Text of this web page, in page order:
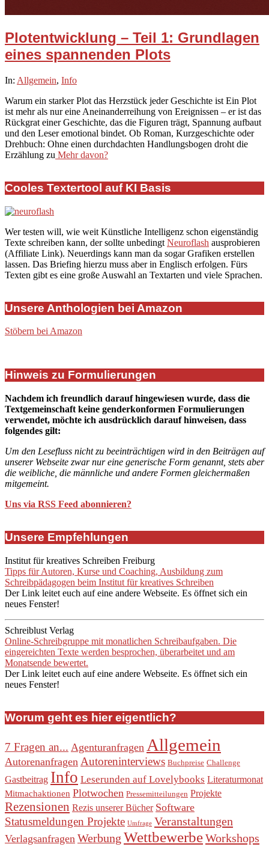
Plotentwicklung – Teil 1: Grundlagen
eines spannenden Plots
2025-
04
In: Allgemein, Info
Warum ein starker Plot das Herzstück jeder Geschichte ist Ein Plot
ist mehr als nur eine Aneinanderreihung von Ereignissen – er ist das
Rückgrat einer Geschichte, das die Figuren trägt, Spannung aufbaut
und den Leser emotional bindet. Ob Roman, Kurzgeschichte oder
Drehbuch: Ohne einen durchdachten Handlungsbogen droht die
Erzählung zu Mehr davon?
Cooles Textertool auf KI Basis
Wer testen will, wie weit Künstliche Intelligenz schon eigenständig
Texte schreiben kann, der sollte unbedingt Neuroflash ausprobieren
(Affiliate Link). Neuerdings kann man da sogar Grafiken erstellen
lassen. Das Briefing hierzu muss aber in Englisch erfolgen. Fürs
Texten gibt es eine große Auswahl an Textarten und viele Sprachen.
Unsere Anthologien bei Amazon
Stöbern bei Amazon
Hinweis zu Formulierungen
Nachdem ich freundlich darauf hingewiesen wurde, dass die
Textgemeinschaft keine genderkonformen Formulierungen
verwendet, möchte ich ausdrücklich darauf hinweisen, dass
folgendes gilt:
Um den Lesefluss nicht zu beeinträchtigen wird in den Beiträgen auf
unserer Webseite zwar nur eine generische Form genannt, stets aber
die weibliche, die männliche und andere Formen gleichermaßen
mitgemeint.
Uns via RSS Feed abonnieren?
Unsere Empfehlungen
Institut für kreatives Schreiben Freiburg
Tipps für Autoren, Kurse und Coaching, Ausbildung zum
Schreibpädagogen beim Institut für kreatives Schreiben
Der Link leitet euch auf eine andere Webseite. Es öffnet sich ein
neues Fenster!
Schreiblust Verlag
Online-Schreibgruppe mit monatlichen Schreibaufgaben. Die
eingereichten Texte werden besprochen, überarbeitet und am
Monatsende bewertet.
Der Link leitet euch auf eine andere Webseite. Es öffnet sich ein
neues Fenster!
Worum geht es hier eigentlich?
7 Fragen an... Agenturanfragen Allgemein
Autorenanfragen Autoreninterviews Buchpreise Challenge
Gastbeitrag Info Leserunden auf Lovelybooks Literaturmonat
Mitmachaktionen Plotwochen Pressemitteilungen Projekte
Rezensionen Rezis unserer Bücher Software
Statusmeldungen Projekte Umfrage Veranstaltungen
Verlagsanfragen Werbung WettbewerbeWorkshops